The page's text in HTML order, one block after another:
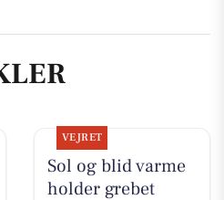
VEJRET
Sol og blid varme
holder grebet